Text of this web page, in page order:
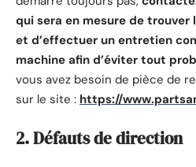
qui sera en mesure de trouver
et d’effectuer un entretien
machine afin d’éviter tout
vous avez besoin de pièce de
sur le site : https://
2. Défauts de direction